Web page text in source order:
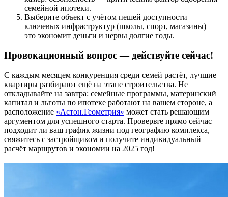
семейной ипотеки.
Выберите объект с учётом пешей доступности
ключевых инфраструктур (школы, спорт, магазины) —
это экономит деньги и нервы долгие годы.
Провокационный вопрос — действуйте сейчас!
С каждым месяцем конкуренция среди семей растёт, лучшие
квартиры разбирают ещё на этапе строительства. Не
откладывайте на завтра: семейные программы, материнский
капитал и льготы по ипотеке работают на вашем стороне, а
расположение «Астон.Геометрия» может стать решающим
аргументом для успешного старта. Проверьте прямо сейчас —
подходит ли ваш график жизни под географию комплекса,
свяжитесь с застройщиком и получите индивидуальный
расчёт маршрутов и экономии на 2025 год!